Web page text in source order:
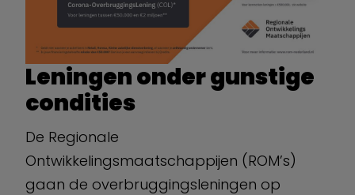
Leningen onder gunstige
condities
De Regionale
Ontwikkelingsmaatschappijen (ROM’s)
gaan de overbruggingsleningen op